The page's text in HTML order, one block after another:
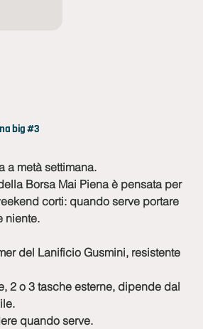
big #3
a metà settimana.
Borsa Mai Piena è pensata per
corti: quando serve portare
niente.
del Lanificio Gusmini, resistente
2 o 3 tasche esterne, dipende dal
quando serve.